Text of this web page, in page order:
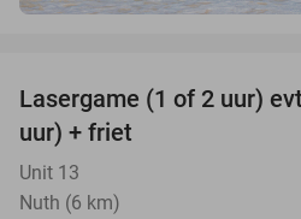
Lasergame (1 of 2 uur)
uur) + friet
Unit 13
Nuth (6 km)